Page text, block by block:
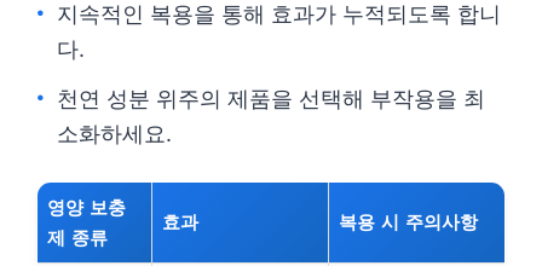
지속적인 복용을 통해 효과가 누적되도록 합니
다.
천연 성분 위주의 제품을 선택해 부작용을 최
소화하세요.
영양 보충
제 종류
효과 복용 시 주의사항